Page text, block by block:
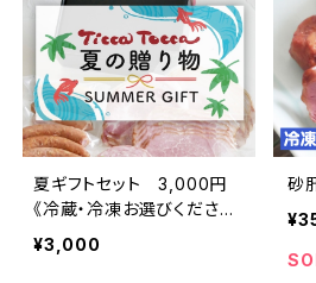
夏ギフトセット 3,000円
《冷蔵・冷凍お選びくださ
い》
¥3,000
砂